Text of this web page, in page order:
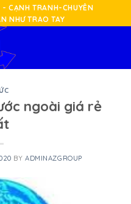
- CẠNH TRANH-CHUYÊN
NHƯ TRAO TAY
ngoài giá rẻ
BYADMINAZGROUP